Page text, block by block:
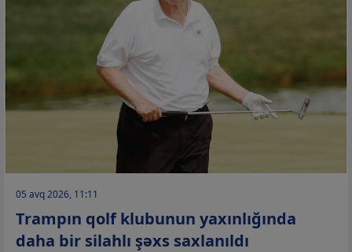
05 avq 2026, 11:11
Trampın qolf klubunun yaxınlığında
daha bir silahlı şəxs saxlanıldı